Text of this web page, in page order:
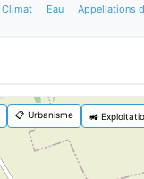
Climat Eau Appellations
📋 Urbanisme 🚜